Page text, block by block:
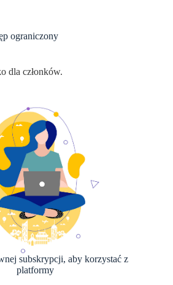
ograniczony
dla członków.
subskrypcji, aby korzystać z
platformy